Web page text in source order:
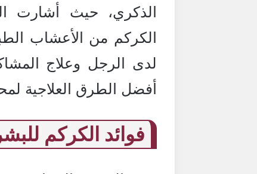
الذكري، حيث أشارت
الكركم من الأعشاب
لدى الرجل وعلاج
أفضل الطرق العلاجية
فوائد الكركم